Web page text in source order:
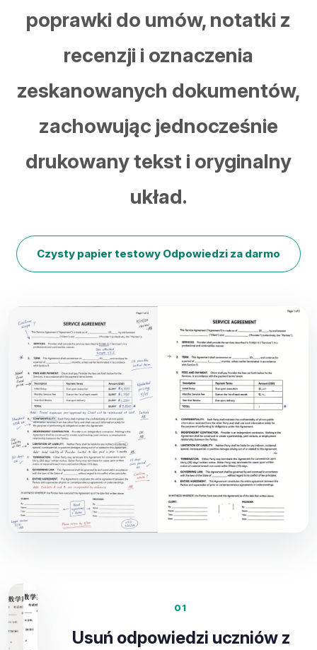
poprawki do umów, notatki z
recenzji i oznaczenia
zeskanowanych dokumentów,
zachowując jednocześnie
drukowany tekst i oryginalny
układ.
Czysty papier testowy Odpowiedzi za darmo
01
Usuń odpowiedzi uczniów z